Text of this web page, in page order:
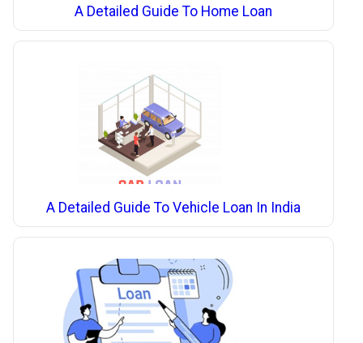
A Detailed Guide To Home Loan
A Detailed Guide To Vehicle Loan In India